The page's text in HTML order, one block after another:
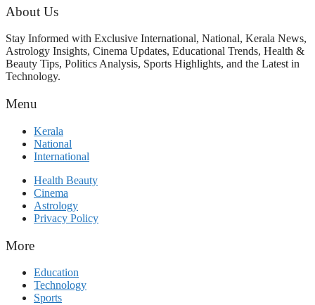
About Us
Stay Informed with Exclusive International, National, Kerala News,
Astrology Insights, Cinema Updates, Educational Trends, Health &
Beauty Tips, Politics Analysis, Sports Highlights, and the Latest in
Technology.
Menu
Kerala
National
International
Health Beauty
Cinema
Astrology
Privacy Policy
More
Education
Technology
Sports